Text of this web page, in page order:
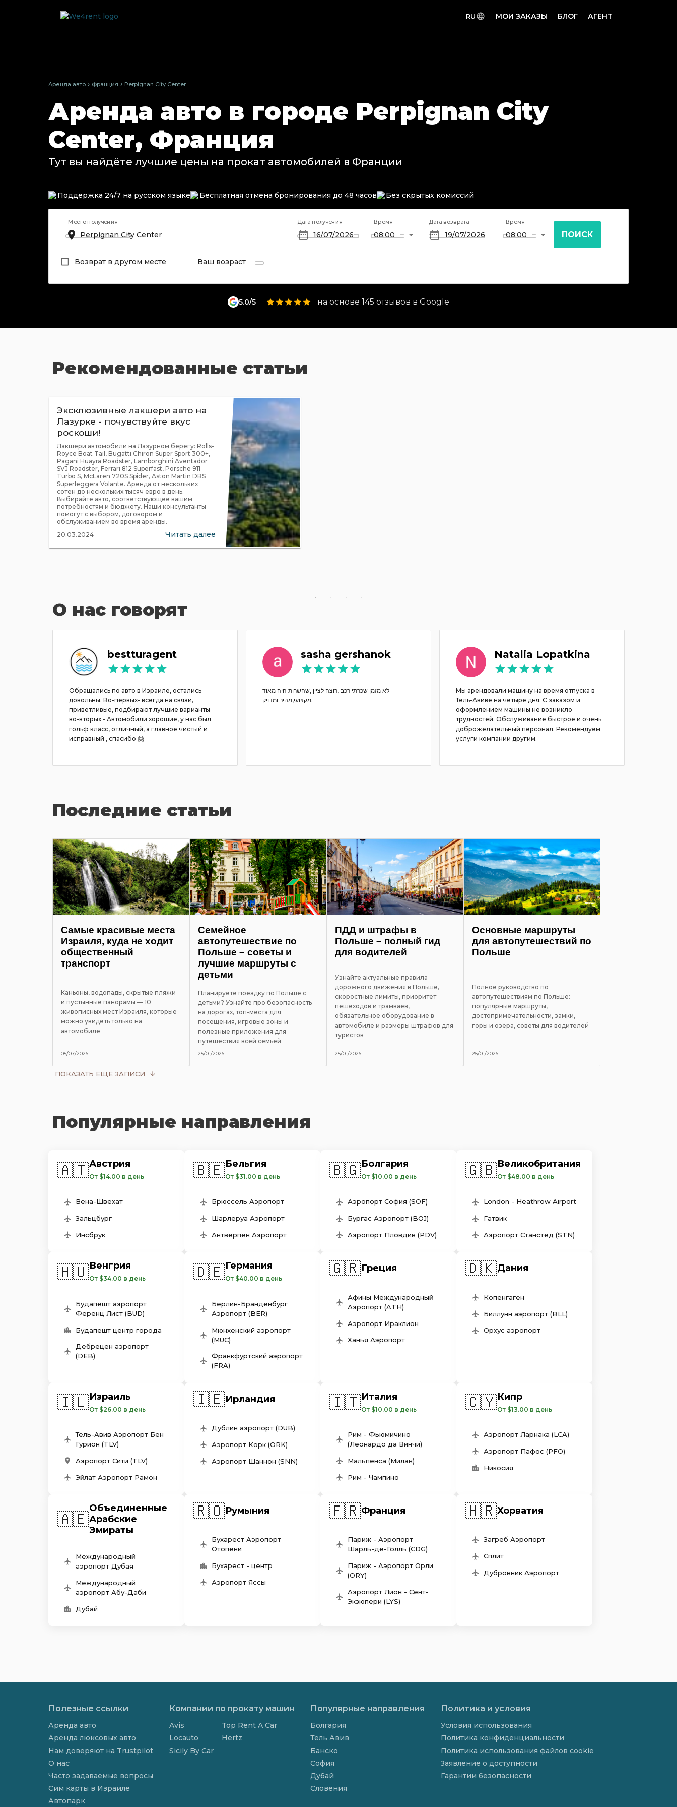
RU МОИ ЗАКАЗЫ БЛОГ АГЕНТ
Аренда авто › Франция › Perpignan City Center
Аренда авто в городе Perpignan City
Center, Франция
Тут вы найдёте лучшие цены на прокат автомобилей в Франции
Поддержка 24/7 на русском языке Бесплатная отмена бронирования до 48 часов Без скрытых комиссий
Место получения
Возврат в другом месте Ваш возраст
Дата получения Время Дата возврата Время
ПОИСК
5.0/5 на основе 145 отзывов в Google
Рекомендованные статьи
Эксклюзивные лакшери авто на
Лазурке - почувствуйте вкус
роскоши!
Лакшери автомобили на Лазурном берегу: Rolls-
Royce Boat Tail, Bugatti Chiron Super Sport 300+,
Pagani Huayra Roadster, Lamborghini Aventador
SVJ Roadster, Ferrari 812 Superfast, Porsche 911
Turbo S, McLaren 720S Spider, Aston Martin DBS
Superleggera Volante. Аренда от нескольких
сотен до нескольких тысяч евро в день.
Выбирайте авто, соответствующее вашим
потребностям и бюджету. Наши консультанты
помогут с выбором, договором и
обслуживанием во время аренды.
20.03.2024
Читать далее
О нас говорят
bestturagent
Обращались по авто в Израиле, остались
довольны. Во-первых- всегда на связи,
приветливые, подбирают лучшие варианты
во-вторых - Автомобили хорошие, у нас был
гольф класс, отличный, а главное чистый и
исправный , спасибо 🤗
sasha gershanok
לא מזמן שכרתי רכב ,רוצה לציין ,שהשרות היה מאוד
מקצועי,מהיר ומדויק.
Natalia Lopatkina
Мы арендовали машину на время отпуска в
Тель-Авиве на четыре дня. С заказом и
оформлением машины не возникло
трудностей. Обслуживание быстрое и очень
доброжелательный персонал. Рекомендуем
услуги компании другим.
Последние статьи
Самые красивые места
Израиля, куда не ходит
общественный
транспорт
Каньоны, водопады, скрытые пляжи
и пустынные панорамы — 10
живописных мест Израиля, которые
можно увидеть только на
автомобиле
05/07/2026
Семейное
автопутешествие по
Польше – советы и
лучшие маршруты с
детьми
Планируете поездку по Польше с
детьми? Узнайте про безопасность
на дорогах, топ-места для
посещения, игровые зоны и
полезные приложения для
путешествия всей семьей
25/01/2026
ПДД и штрафы в
Польше – полный гид
для водителей
Узнайте актуальные правила
дорожного движения в Польше,
скоростные лимиты, приоритет
пешеходов и трамваев,
обязательное оборудование в
автомобиле и размеры штрафов для
туристов
25/01/2026
Основные маршруты
для автопутешествий по
Польше
Полное руководство по
автопутешествиям по Польше:
популярные маршруты,
достопримечательности, замки,
горы и озёра, советы для водителей
25/01/2026
ПОКАЗАТЬ ЕЩЁ ЗАПИСИ
Популярные направления
🇦🇹Австрия
От $14.00 в день
Вена-Швехат
Зальцбург
Инсбрук
🇧🇪Бельгия
От $31.00 в день
Брюссель Аэропорт
Шарлеруа Аэропорт
Антверпен Аэропорт
🇧🇬Болгария
От $10.00 в день
Аэропорт София (SOF)
Бургас Аэропорт (BOJ)
Аэропорт Пловдив (PDV)
🇬🇧Великобритания
От $48.00 в день
London - Heathrow Airport
Гатвик
Аэропорт Станстед (STN)
🇭🇺Венгрия
От $34.00 в день
Будапешт аэропорт
Ференц Лист (BUD)
Будапешт центр города
Дебрецен aэропорт
(DEB)
🇩🇪Германия
От $40.00 в день
Берлин-Бранденбург
Аэропорт (BER)
Мюнхенский аэропорт
(MUC)
Франкфуртский аэропорт
(FRA)
🇬🇷Греция
Афины Международный
Аэропорт (ATH)
Аэропорт Ираклион
Ханья Аэропорт
🇩🇰Дания
Копенгаген
Биллунн аэропорт (BLL)
Орхус аэропорт
🇮🇱Израиль
От $26.00 в день
Тель-Авив Аэропорт Бен
Гурион (TLV)
Аэропорт Сити (TLV)
Эйлат Аэропорт Рамон
🇮🇪Ирландия
Дублин аэропорт (DUB)
Аэропорт Корк (ORK)
Аэропорт Шаннон (SNN)
🇮🇹Италия
От $10.00 в день
Рим - Фьюмичино
(Леонардо да Винчи)
Мальпенса (Милан)
Рим - Чампино
🇨🇾Кипр
От $13.00 в день
Аэропорт Ларнака (LCA)
Аэропорт Пафос (PFO)
Никосия
🇦🇪
Объединенные
Арабские
Эмираты
Международный
аэропорт Дубая
Международный
аэропорт Абу-Даби
Дубай
🇷🇴Румыния
Бухарест Аэропорт
Отопени
Бухарест - центр
Аэропорт Яссы
🇫🇷Франция
Париж - Аэропорт
Шарль-де-Голль (CDG)
Париж - Аэропорт Орли
(ORY)
Аэропорт Лион - Сент-
Экзюпери (LYS)
🇭🇷Хорватия
Загреб Аэропорт
Сплит
Дубровник Аэропорт
Полезные ссылки
Аренда авто
Аренда люксовых авто
Нам доверяют на Trustpilot
О нас
Часто задаваемые вопросы
Сим карты в Израиле
Автопарк
Компании по прокату машин
Avis
Locauto
Sicily By Car
Top Rent A Car
Hertz
Популярные направления
Болгария
Тель Авив
Банско
София
Дубай
Словения
Политика и условия
Условия использования
Политика конфиденциальности
Политика использования файлов cookie
Заявление о доступности
Гарантии безопасности